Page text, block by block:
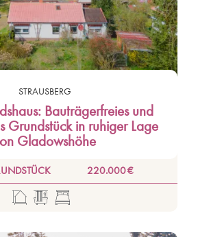
STRAUSBERG
Bauträgerfreies und
Grundstück in ruhiger Lage
Gladowshöhe
220.000 €